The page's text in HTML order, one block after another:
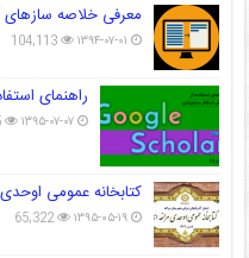
معرفی خلاصه سازهای
۱۳۹۴-۰۷-۰۱ 104,113
راهنمای
۱۳۹۵-۰۷-۰۷
کتابخانه عمومی
۱۳۹۵-۰۵-۱۹ 65,322